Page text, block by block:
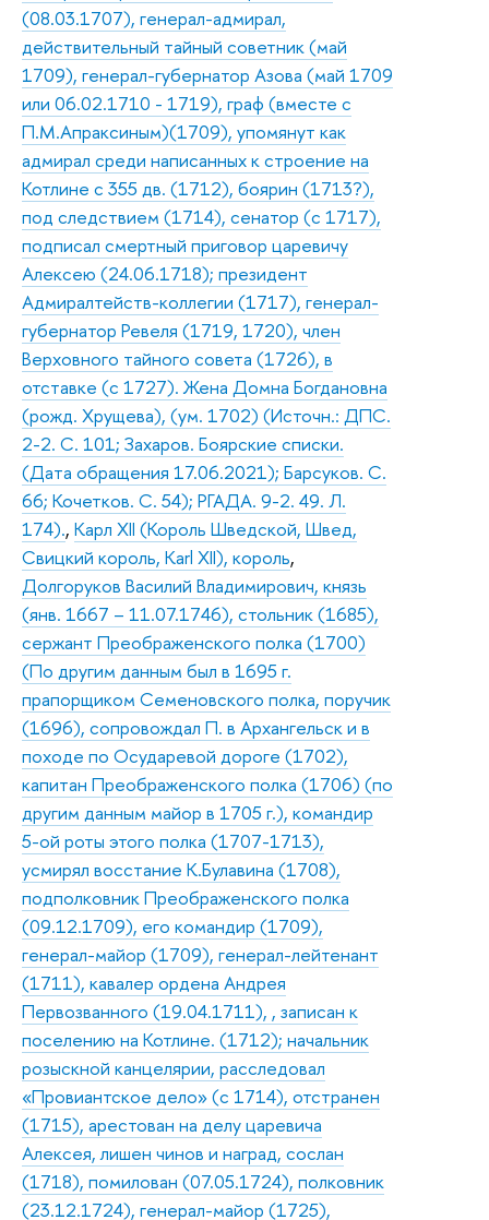
(08.03.1707), генерал-адмирал,
действительный тайный советник (май
1709), генерал-губернатор Азова (май 1709
или 06.02.1710 - 1719), граф (вместе с
П.М.Апраксиным)(1709), упомянут как
адмирал среди написанных к строение на
Котлине с 355 дв. (1712), боярин (1713?),
под следствием (1714), сенатор (с 1717),
подписал смертный приговор царевичу
Алексею (24.06.1718); президент
Адмиралтейств-коллегии (1717), генерал-
губернатор Ревеля (1719, 1720), член
Верховного тайного совета (1726), в
отставке (с 1727). Жена Домна Богдановна
(рожд. Хрущева), (ум. 1702) (Источн.: ДПС.
2-2. С. 101; Захаров. Боярские списки.
(Дата обращения 17.06.2021); Барсуков. С.
66; Кочетков. С. 54); РГАДА. 9-2. 49. Л.
174)., Карл XII (Король Шведской, Швед,
Свицкий король, Karl XII), король,
Долгоруков Василий Владимирович, князь
(янв. 1667 – 11.07.1746), стольник (1685),
сержант Преображенского полка (1700)
(По другим данным был в 1695 г.
прапорщиком Семеновского полка, поручик
(1696), сопровождал П. в Архангельск и в
походе по Осударевой дороге (1702),
капитан Преображенского полка (1706) (по
другим данным майор в 1705 г.), командир
5-ой роты этого полка (1707-1713),
усмирял восстание К.Булавина (1708),
подполковник Преображенского полка
(09.12.1709), его командир (1709),
генерал-майор (1709), генерал-лейтенант
(1711), кавалер ордена Андрея
Первозванного (19.04.1711), , записан к
поселению на Котлине. (1712); начальник
розыскной канцелярии, расследовал
«Провиантское дело» (с 1714), отстранен
(1715), арестован на делу царевича
Алексея, лишен чинов и наград, сослан
(1718), помилован (07.05.1724), полковник
(23.12.1724), генерал-майор (1725),